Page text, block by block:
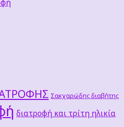
Σακχαρώδης διαβήτης
διατροφή και τρίτη ηλικία